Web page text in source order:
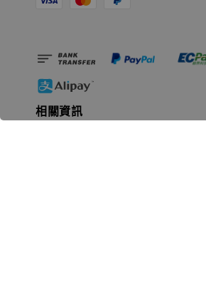
相關資訊